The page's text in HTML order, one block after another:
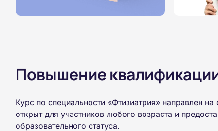
Повышение
Курс по специальности «Фтизиатрия» направлен
открыт для участников любого возраста и
образовательного статуса.